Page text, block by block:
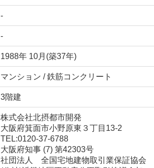
-
-
1988年 10月(築37年)
マンション / 鉄筋コンクリート
3階建
株式会社北摂都市開発
大阪府箕面市小野原東３丁目13-2
TEL:0120-37-6788
大阪府知事 (7) 第42303号
社団法人 全国宅地建物取引業保証協会